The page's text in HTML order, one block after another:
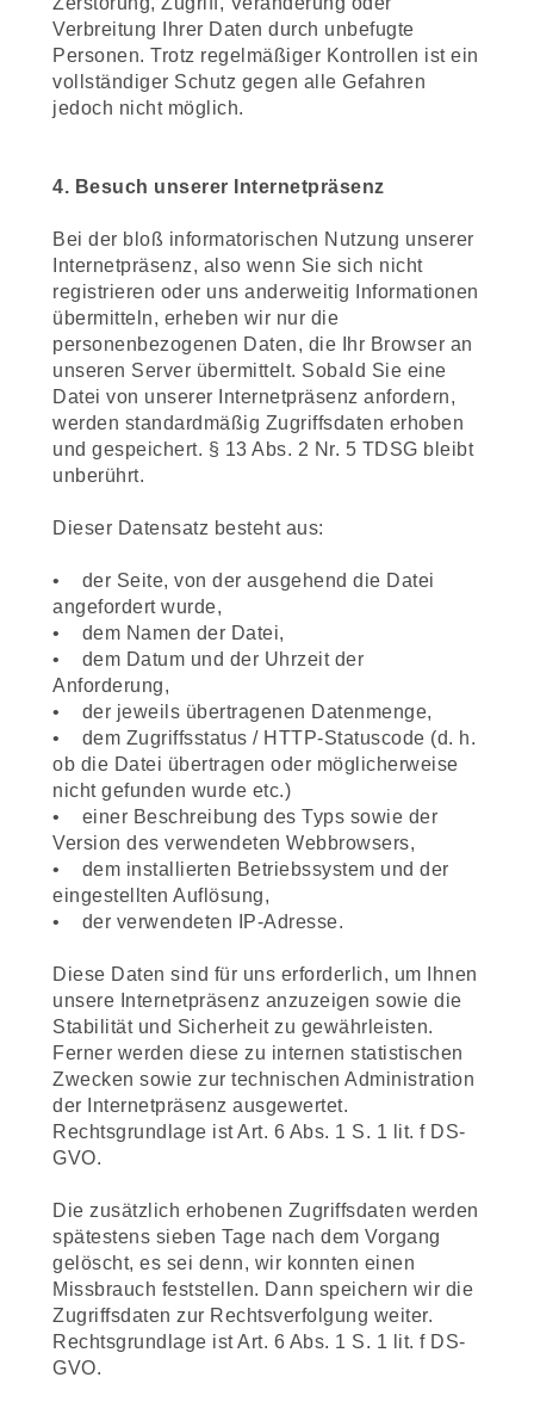
Verbreitung Ihrer Daten durch unbefugte
Personen. Trotz regelmäßiger Kontrollen ist ein
vollständiger Schutz gegen alle Gefahren
jedoch nicht möglich.
4. Besuch unserer Internetpräsenz
Bei der bloß informatorischen Nutzung unserer
Internetpräsenz, also wenn Sie sich nicht
registrieren oder uns anderweitig Informationen
übermitteln, erheben wir nur die
personenbezogenen Daten, die Ihr Browser an
unseren Server übermittelt. Sobald Sie eine
Datei von unserer Internetpräsenz anfordern,
werden standardmäßig Zugriffsdaten erhoben
und gespeichert. § 13 Abs. 2 Nr. 5 TDSG bleibt
unberührt.
Dieser Datensatz besteht aus:
• der Seite, von der ausgehend die Datei
angefordert wurde,
• dem Namen der Datei,
• dem Datum und der Uhrzeit der
Anforderung,
• der jeweils übertragenen Datenmenge,
• dem Zugriffsstatus / HTTP-Statuscode (d. h.
ob die Datei übertragen oder möglicherweise
nicht gefunden wurde etc.)
• einer Beschreibung des Typs sowie der
Version des verwendeten Webbrowsers,
• dem installierten Betriebssystem und der
eingestellten Auflösung,
• der verwendeten IP-Adresse.
Diese Daten sind für uns erforderlich, um Ihnen
unsere Internetpräsenz anzuzeigen sowie die
Stabilität und Sicherheit zu gewährleisten.
Ferner werden diese zu internen statistischen
Zwecken sowie zur technischen Administration
der Internetpräsenz ausgewertet.
Rechtsgrundlage ist Art. 6 Abs. 1 S. 1 lit. f DS-
GVO.
Die zusätzlich erhobenen Zugriffsdaten werden
spätestens sieben Tage nach dem Vorgang
gelöscht, es sei denn, wir konnten einen
Missbrauch feststellen. Dann speichern wir die
Zugriffsdaten zur Rechtsverfolgung weiter.
Rechtsgrundlage ist Art. 6 Abs. 1 S. 1 lit. f DS-
GVO.